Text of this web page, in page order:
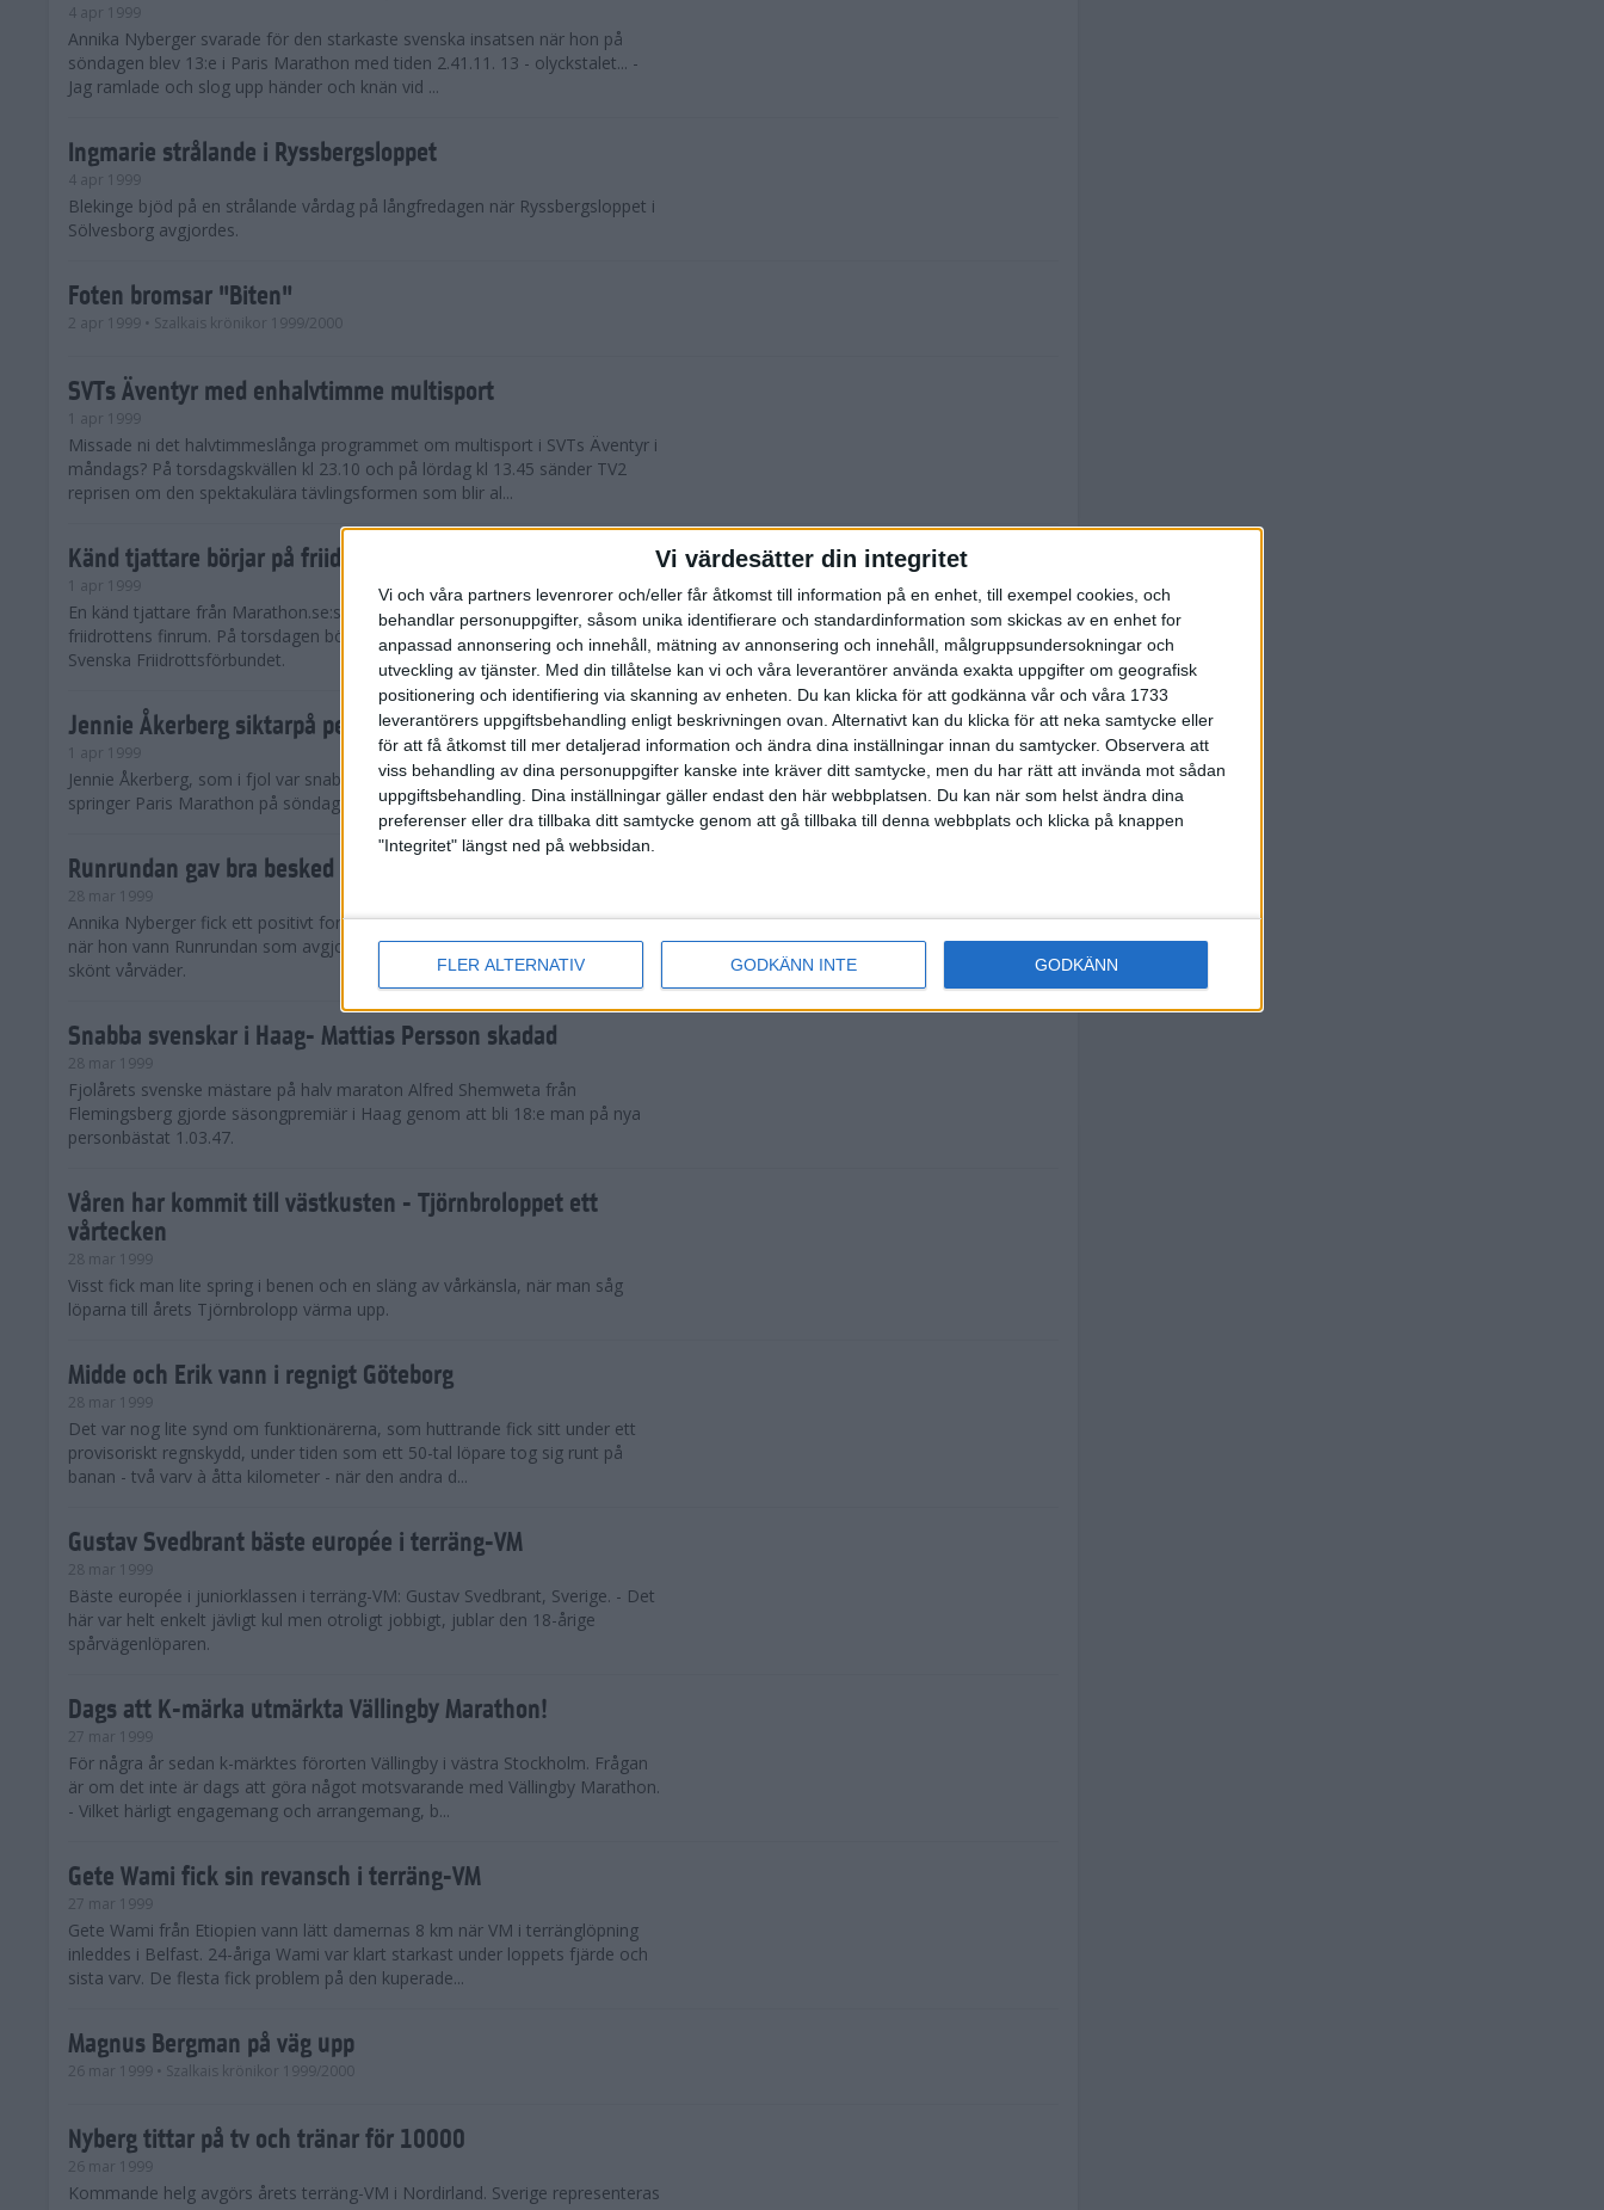
Vi värdesätter din integritet
Vi och våra partners levenrorer och/eller får åtkomst till information på en enhet, till exempel cookies, och
behandlar personuppgifter, såsom unika identifierare och standardinformation som skickas av en enhet for
anpassad annonsering och innehåll, mätning av annonsering och innehåll, målgruppsundersokningar och
utveckling av tjänster. Med din tillåtelse kan vi och våra leverantörer använda exakta uppgifter om geografisk
positionering och identifiering via skanning av enheten. Du kan klicka för att godkänna vår och våra 1733
leverantörers uppgiftsbehandling enligt beskrivningen ovan. Alternativt kan du klicka för att neka samtycke eller
för att få åtkomst till mer detaljerad information och ändra dina inställningar innan du samtycker. Observera att
viss behandling av dina personuppgifter kanske inte kräver ditt samtycke, men du har rätt att invända mot sådan
uppgiftsbehandling. Dina inställningar gäller endast den här webbplatsen. Du kan när som helst ändra dina
preferenser eller dra tillbaka ditt samtycke genom att gå tillbaka till denna webbplats och klicka på knappen
"Integritet" längst ned på webbsidan.
FLER ALTERNATIV GODKÄNN INTE GODKÄNN
4 apr 1999
Annika Nyberger svarade för den starkaste svenska insatsen när hon på
söndagen blev 13:e i Paris Marathon med tiden 2.41.11. 13 - olyckstalet... -
Jag ramlade och slog upp händer och knän vid ...
Ingmarie strålande i Ryssbergsloppet
4 apr 1999
Blekinge bjöd på en strålande vårdag på långfredagen när Ryssbergsloppet i
Sölvesborg avgjordes.
Foten bromsar "Biten"
2 apr 1999 • Szalkais krönikor 1999/2000
SVTs Äventyr med enhalvtimme multisport
1 apr 1999
Missade ni det halvtimmeslånga programmet om multisport i SVTs Äventyr i
måndags? På torsdagskvällen kl 23.10 och på lördag kl 13.45 sänder TV2
reprisen om den spektakulära tävlingsformen som blir al...
Känd tjattare börjar på friidrottsförbundet
1 apr 1999
En känd tjattare från Marathon.se:s Forum tar steget in i den svenska
friidrottens finrum. På torsdagen började Lorenzo Nesi, 33, sitt arbete på
Svenska Friidrottsförbundet.
Jennie Åkerberg siktarpå personbästa i Paris
1 apr 1999
Jennie Åkerberg, som i fjol var snabbast av landets kvinnliga maratonlöpare,
springer Paris Marathon på söndag.
Runrundan gav bra besked till Nyberger
28 mar 1999
Annika Nyberger fick ett positivt formbesked inför Paris Marathon nästa helg
när hon vann Runrundan som avgjordes i Vallentuna utanför Stockholm i
skönt vårväder.
Snabba svenskar i Haag- Mattias Persson skadad
28 mar 1999
Fjolårets svenske mästare på halv maraton Alfred Shemweta från
Flemingsberg gjorde säsongpremiär i Haag genom att bli 18:e man på nya
personbästat 1.03.47.
Våren har kommit till västkusten - Tjörnbroloppet ett
vårtecken
28 mar 1999
Visst fick man lite spring i benen och en släng av vårkänsla, när man såg
löparna till årets Tjörnbrolopp värma upp.
Midde och Erik vann i regnigt Göteborg
28 mar 1999
Det var nog lite synd om funktionärerna, som huttrande fick sitt under ett
provisoriskt regnskydd, under tiden som ett 50-tal löpare tog sig runt på
banan - två varv à åtta kilometer - när den andra d...
Gustav Svedbrant bäste europée i terräng-VM
28 mar 1999
Bäste europée i juniorklassen i terräng-VM: Gustav Svedbrant, Sverige. - Det
här var helt enkelt jävligt kul men otroligt jobbigt, jublar den 18-årige
spårvägenlöparen.
Dags att K-märka utmärkta Vällingby Marathon!
27 mar 1999
För några år sedan k-märktes förorten Vällingby i västra Stockholm. Frågan
är om det inte är dags att göra något motsvarande med Vällingby Marathon.
- Vilket härligt engagemang och arrangemang, b...
Gete Wami fick sin revansch i terräng-VM
27 mar 1999
Gete Wami från Etiopien vann lätt damernas 8 km när VM i terränglöpning
inleddes i Belfast. 24-åriga Wami var klart starkast under loppets fjärde och
sista varv. De flesta fick problem på den kuperade...
Magnus Bergman på väg upp
26 mar 1999 • Szalkais krönikor 1999/2000
Nyberg tittar på tv och tränar för 10000
26 mar 1999
Kommande helg avgörs årets terräng-VM i Nordirland. Sverige representeras